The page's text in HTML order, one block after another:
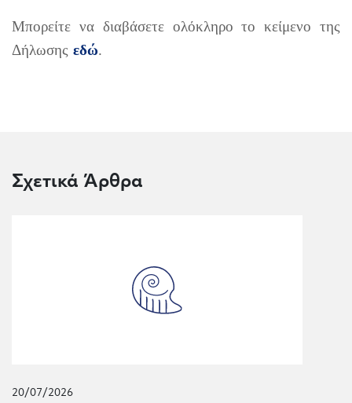
Μπορείτε να διαβάσετε ολόκληρο το κείμενο της
Δήλωσης εδώ.
Σχετικά Άρθρα
20/07/2026